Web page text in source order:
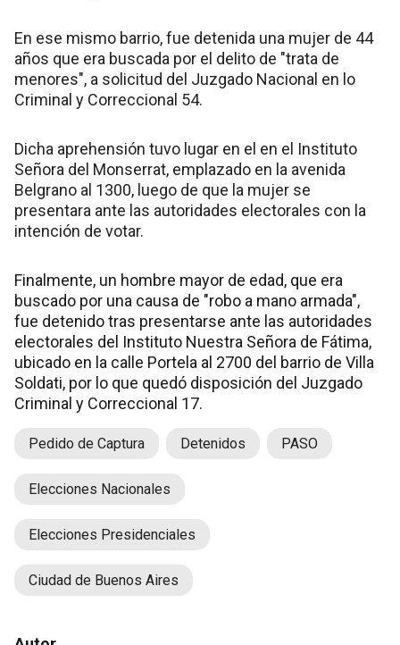
En ese mismo barrio, fue detenida una mujer de 44
años que era buscada por el delito de "trata de
menores", a solicitud del Juzgado Nacional en lo
Criminal y Correccional 54.
Dicha aprehensión tuvo lugar en el en el Instituto
Señora del Monserrat, emplazado en la avenida
Belgrano al 1300, luego de que la mujer se
presentara ante las autoridades electorales con la
intención de votar.
Finalmente, un hombre mayor de edad, que era
buscado por una causa de "robo a mano armada",
fue detenido tras presentarse ante las autoridades
electorales del Instituto Nuestra Señora de Fátima,
ubicado en la calle Portela al 2700 del barrio de Villa
Soldati, por lo que quedó disposición del Juzgado
Criminal y Correccional 17.
Pedido de Captura Detenidos PASO
Elecciones Nacionales
Elecciones Presidenciales
Ciudad de Buenos Aires